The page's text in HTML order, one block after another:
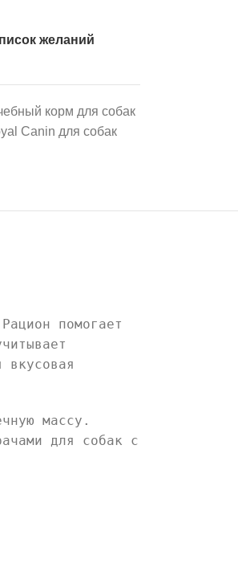
желаний
корм для собак
Canin для собак
помогает
вкусовая
массу.
для собак с